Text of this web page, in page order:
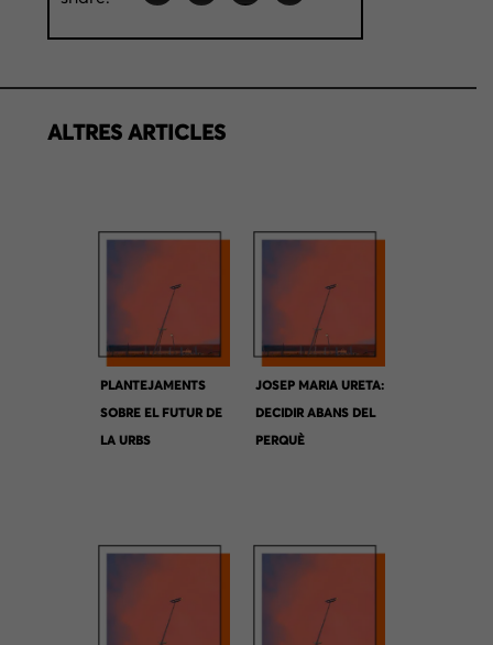
ALTRES ARTICLES
PLANTEJAMENTS
SOBRE EL FUTUR DE
LA URBS
JOSEP MARIA URETA:
DECIDIR ABANS DEL
PERQUÈ